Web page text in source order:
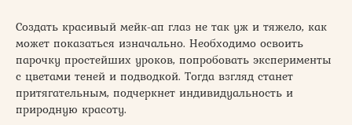
Создать красивый мейк-ап глаз не так уж и тяжело, как
может показаться изначально. Необходимо освоить
парочку простейших уроков, попробовать эксперименты
с цветами теней и подводкой. Тогда взгляд станет
притягательным, подчеркнет индивидуальность и
природную красоту.